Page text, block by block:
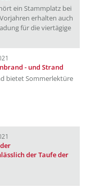
ein Stammplatz bei
erhalten auch
für die viertägige
- und Strand
bietet Sommerlektüre
der Taufe der